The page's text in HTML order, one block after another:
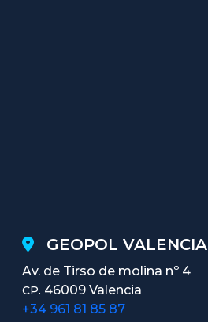
GEOPOL VALENCIA
Av. de Tirso de molina nº 4
CP. 46009 Valencia
+34 961 81 85 87